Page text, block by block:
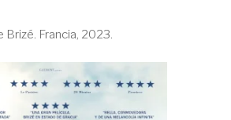
Brizé. Francia, 2023.